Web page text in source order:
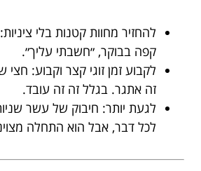
להחזיר מחוות קטנות בלי
קפה בבוקר, ״חשבתי עליך״.
לקבוע זמן זוגי קצר וקבוע:
זה אתגר. בגלל זה זה עובד.
לגעת יותר: חיבוק של עשר
לכל דבר, אבל הוא התחלה